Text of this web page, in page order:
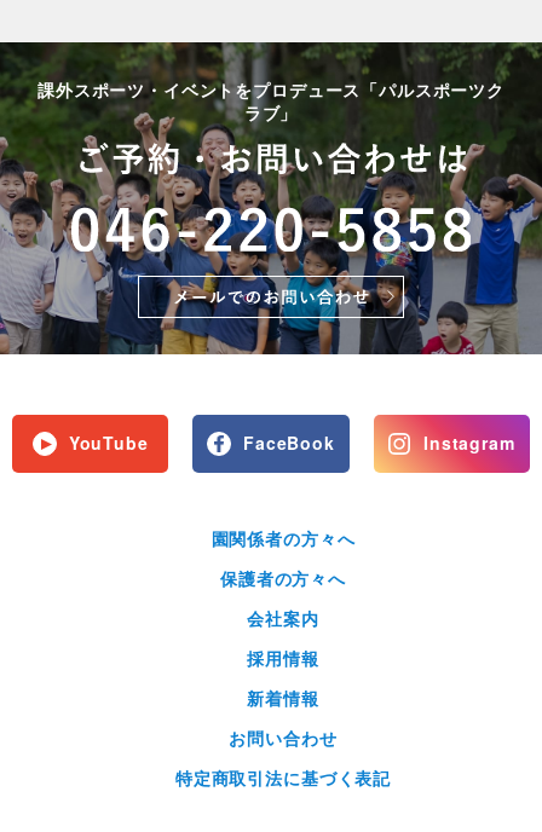
課外スポーツ・イベントをプロデュース「パルスポーツク
ラブ」
YouTube FaceBook Instagram
園関係者の方々へ
保護者の方々へ
会社案内
採用情報
新着情報
お問い合わせ
特定商取引法に基づく表記